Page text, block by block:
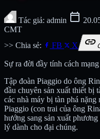
Tác giả: admin calendar_today
CMT
>> Chia sẻ:
FB X link
Sự ra đời đầy tính cách
Tập đoàn Piaggio do ông
đầu chuyên sản xuất thiết bị
các nhà máy bị tàn phá
Piaggio (con trai của ông
hướng sang sản xuất
lý dành cho đại chúng.